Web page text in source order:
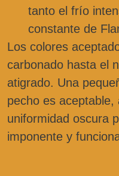
tanto el frío
constante de
Los colores
carbonado hasta el
atigrado. Una
pecho es
uniformidad oscura
imponente y